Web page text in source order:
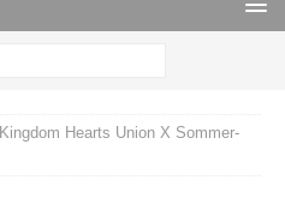
Kingdom Hearts Union X Sommer-